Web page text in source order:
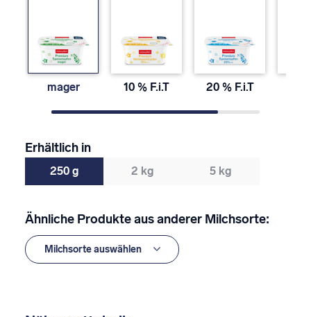
mager 10 % F.i.T 20 % F.i.T
Erhältlich in
250 g 2 kg 5 kg
Ähnliche Produkte aus anderer Milchsorte: